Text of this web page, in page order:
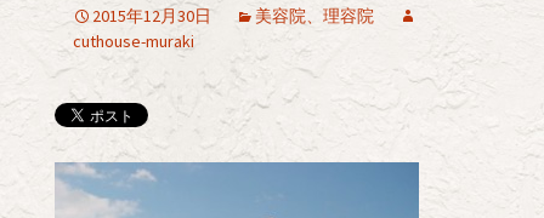
2015年12月30日
美容院、理容院
cuthouse-muraki